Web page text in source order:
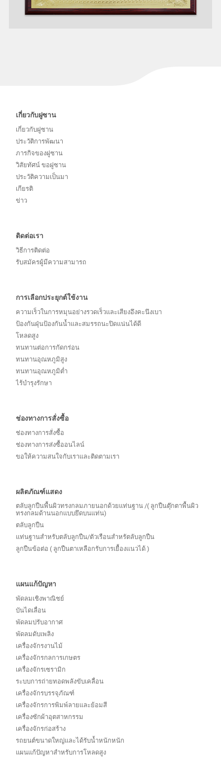
เกี่ยวกับฝูซาน
เกี่ยวกับฝูซาน
ประวัติการพัฒนา
ภารกิจของฝูซาน
วิสัยทัศน์ ขอฝูซาน
ประวัติความเป็นมา
เกียรติ
ข่าว
ติดต่อเรา
วิธีการติดต่อ
รับสมัครผู้มีความสามารถ
การเลือกประยุกต์ใช้งาน
ความเร็วในการหมุนอย่างรวดเร็วและเสียงอึงคะนึงเบา
ป้องกันฝุ่นป้องกันน้ำและสมรรถนะปิดแน่นได้ดี
โหลดสูง
ทนทานต่อการกัดกร่อน
ทนทานอุณหภูมิสูง
ทนทานอุณหภูมิต่ำ
ไร้บํารุงรักษา
ช่องทางการสั่งซื้อ
ช่องทางการสั่งซื้อ
ช่องทางการส่งซื้ออนไลน์
ขอให้ความสนใจกับเราและติดตามเรา
ผลิตภัณฑ์แสดง
ตลับลูกปืนพื้นผิวทรงกลมภายนอกด้วยแท่นฐาน /( ลูกปืนตุ๊กตาพื้นผิว
ทรงกลมด้านนอกแบบยึดบนแท่น)
ตลับลูกปืน
แท่นฐานสำหรับตลับลูกปืน/ตัวเรือนสำหรัตลับลูกปืน
ลูกปืนข้อต่อ ( ลูกปืนตาเหลือกรับการเยื้องแนวได้ )
แผนแก้ปัญหา
พัดลมเชิงพาณิชย์
บันไดเลื่อน
พัดลมปรับอากาศ
พัดลมดับเพลิง
เครื่องจักรงานไม้
เครื่องจักรกลการเกษตร
เครื่องจักรเซรามิก
ระบบการถ่ายทอดพลังขับเคลื่อน
เครื่องจักรบรรจุภัณฑ์
เครื่องจักรการพิมพ์ลายและย้อมสี
เครื่องซักผ้าอุตสาหกรรม
เครื่องจักรก่อสร้าง
รถยนต์ขนาดใหญ่และได้รับน้ำหนักหนัก
แผนแก้ปัญหาสำหรับการโหลดสูง